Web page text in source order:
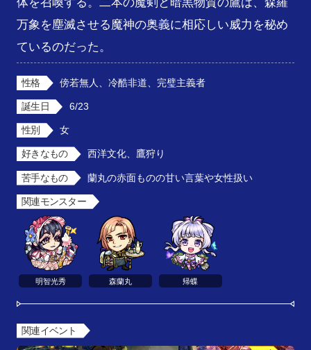
万象を塵滅させる魔神の奥義に相応しい威力を秘め
ているのだった。
性格 傍若無人、冷酷非道、完璧主義者
誕生日 6/23
性別 女
好きなもの 西洋文化、鷹狩り
苦手なもの 蘭丸の赤面ものの甘い言葉や女性扱い
関連モンスター
明智光秀 森蘭丸 帰蝶
関連イベント